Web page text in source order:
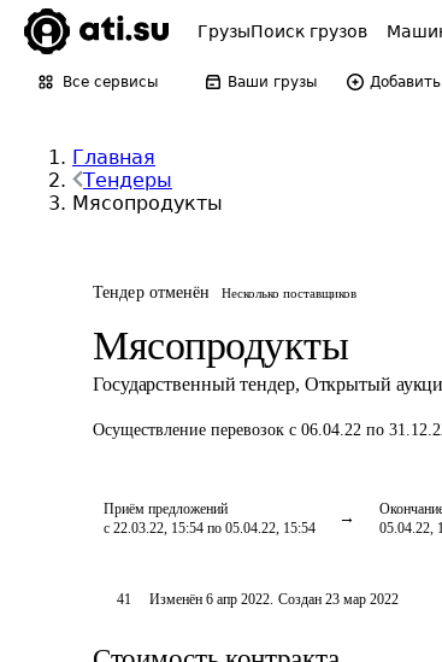
ГрузыПоиск грузов
Все сервисы Ваши грузы
Главная
Тендеры
Мясопродукты
Тендер отменён Несколько поставщиков
Мясопродукты
Государственный тендер, Открытый
Осуществление перевозок с 06.04.22 по
Приём предложений
с 22.03.22, 15:54 по 05.04.22, 15:54
05.04.22,
41 Изменён6 апр 2022. Создан 23 мар 2022